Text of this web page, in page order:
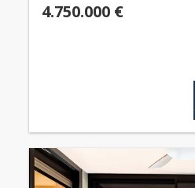
4.750.000 €